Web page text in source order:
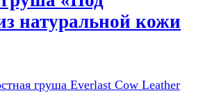
натуральной кожи